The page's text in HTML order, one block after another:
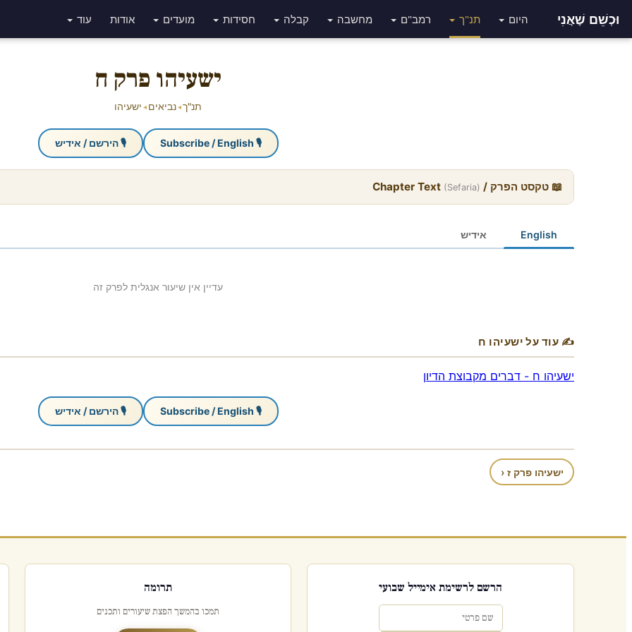
וּכְשֵׁם שֶׁאֲנִי היום תנ"ך רמב"ם מחשבה קבלה חסידות מועדים אודות עוד
ישעיהו פרק ח
תנ"ך◂נביאים ◂ ישעיהו
🎙 Subscribe / English 🎙 הירשם / אידיש
📖 טקסט הפרק / Chapter Text (Sefaria)
English אידיש
עדיין אין שיעור אנגלית לפרק זה
✍ עוד על ישעיהו ח
ישעיהו ח - דברים מקבוצת הדיון
🎙 Subscribe / English 🎙 הירשם / אידיש
ישעיהו פרק ז ‹
הרשם לרשימת אימייל שבועי תרומה
תמכו בהמשך הפצת שיעורים ותכנים